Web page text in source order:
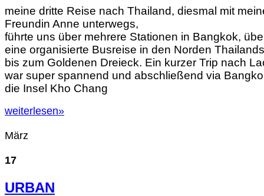
meine dritte Reise nach Thailand, diesmal mit
Freundin Anne unterwegs,
führte uns über mehrere Stationen in Bangkok,
eine organisierte Busreise in den Norden Thailands
bis zum Goldenen Dreieck. Ein kurzer Trip nach
war super spannend und abschließend via
die Insel Kho Chang
weiterlesen»
März
17
URBAN